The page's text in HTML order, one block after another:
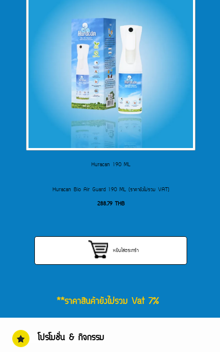
Huracan 190 ML
Huracan Bio Air Guard 190 ML (ราคายังไม่รวม VAT)
288.79 THB
หยิบใส่ตระกร้า
**ราคาสินค้ายังไม่รวม Vat 7%
โปรโมชั่น & กิจกรรม